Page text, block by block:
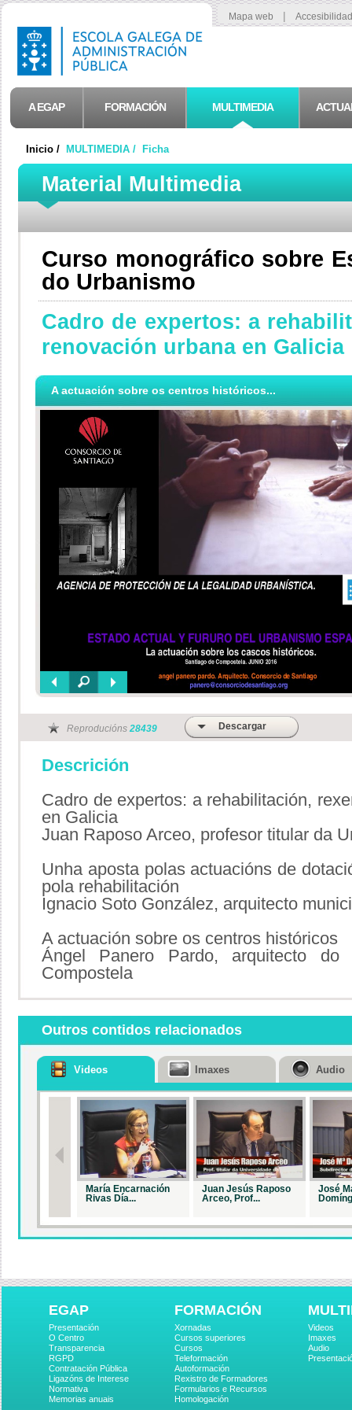
Mapa web |
A EGAP FORMACIÓN MULTIMEDIA
Inicio / MULTIMEDIA / Ficha
Material Multimedia
Curso monográfico sobre
do Urbanismo
Cadro de expertos: a
renovación urbana en Galicia
A actuación sobre os centros históricos...
Reproducións 28439 Descargar
Descrición
Cadro de expertos: a rehabilitación,
en Galicia
Juan Raposo Arceo, profesor titular da
Unha aposta polas actuacións de
pola rehabilitación
Ignacio Soto González, arquitecto
A actuación sobre os centros históricos
Ángel Panero Pardo, arquitecto
Compostela
Outros contidos relacionados
Videos
María Encarnación
Rivas Día...
Juan Jesús Raposo
Arceo, Prof...
José
Imaxes Audio
EGAP
Presentación
O Centro
Transparencia
RGPD
Contratación Pública
Ligazóns de Interese
Normativa
Memorias anuais
FORMACIÓN
Xornadas
Cursos superiores
Cursos
Teleformación
Autoformación
Rexistro de Formadores
Formularios e Recursos
Homologación
Videos
Imaxes
Audio